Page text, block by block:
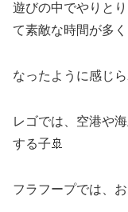
遊びの中でやりと
て素敵な時間が多く
なったように感じら
レゴでは、空港や
する子🚢
フラフープでは、